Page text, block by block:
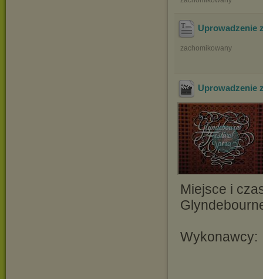
Uprowadzenie
zachomikowany
Uprowadzenie
Miejsce i
Wykonawcy: